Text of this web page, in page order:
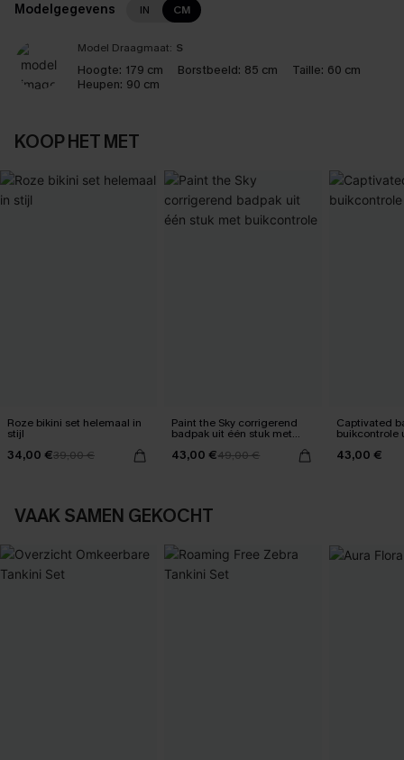
Modelgegevens IN CM
Model Draagmaat: S
Hoogte: 179 cm Borstbeeld: 85 cm Taille: 60 cm
Heupen: 90 cm
KOOP HET MET
Roze bikini set helemaal in
stijl
34,00 €39,00 €
Paint the Sky corrigerend
badpak uit één stuk met
buikcontrole
43,00 €49,00 €
Captivated
buikcontrole
43,00 €
VAAK SAMEN GEKOCHT